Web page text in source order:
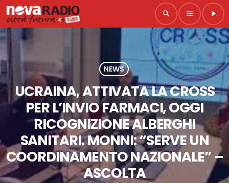
search menu play_arrow
NEWS
UCRAINA, ATTIVATA LA CROSS
PER L’INVIO FARMACI, OGGI
RICOGNIZIONE ALBERGHI
SANITARI. MONNI: “SERVE UN
COORDINAMENTO NAZIONALE” –
ASCOLTA